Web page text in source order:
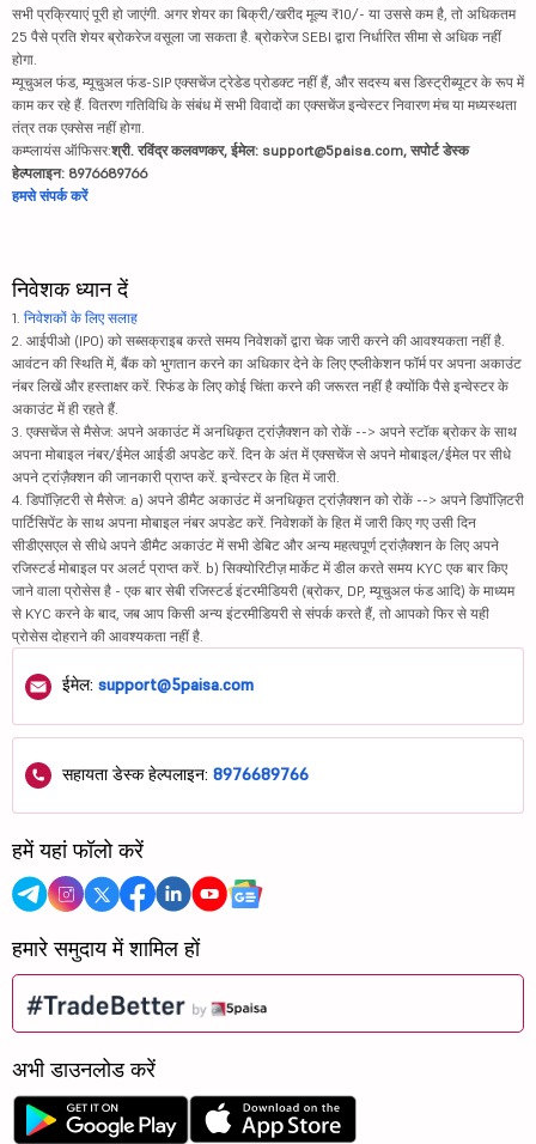
सभी प्रक्रियाएं पूरी हो जाएंगी. अगर शेयर का बिक्री/खरीद मूल्य ₹10/- या उससे कम है, तो अधिकतम
25 पैसे प्रति शेयर ब्रोकरेज वसूला जा सकता है. ब्रोकरेज SEBI द्वारा निर्धारित सीमा से अधिक नहीं
होगा.
म्यूचुअल फंड, म्यूचुअल फंड-SIP एक्सचेंज ट्रेडेड प्रोडक्ट नहीं हैं, और सदस्य बस डिस्ट्रीब्यूटर के रूप में
काम कर रहे हैं. वितरण गतिविधि के संबंध में सभी विवादों का एक्सचेंज इन्वेस्टर निवारण मंच या मध्यस्थता
तंत्र तक एक्सेस नहीं होगा.
कम्प्लायंस ऑफिसर:श्री. रविंद्र कलवणकर, ईमेल: support@5paisa.com, सपोर्ट डेस्क
हेल्पलाइन: 8976689766
हमसे संपर्क करें
निवेशक ध्यान दें
1. निवेशकों के लिए सलाह
2. आईपीओ (IPO) को सब्सक्राइब करते समय निवेशकों द्वारा चेक जारी करने की आवश्यकता नहीं है.
आवंटन की स्थिति में, बैंक को भुगतान करने का अधिकार देने के लिए एप्लीकेशन फॉर्म पर अपना अकाउंट
नंबर लिखें और हस्ताक्षर करें. रिफंड के लिए कोई चिंता करने की जरूरत नहीं है क्योंकि पैसे इन्वेस्टर के
अकाउंट में ही रहते हैं.
3. एक्सचेंज से मैसेज: अपने अकाउंट में अनधिकृत ट्रांज़ैक्शन को रोकें --> अपने स्टॉक ब्रोकर के साथ
अपना मोबाइल नंबर/ईमेल आईडी अपडेट करें. दिन के अंत में एक्सचेंज से अपने मोबाइल/ईमेल पर सीधे
अपने ट्रांज़ैक्शन की जानकारी प्राप्त करें. इन्वेस्टर के हित में जारी.
4. डिपॉज़िटरी से मैसेज: a) अपने डीमैट अकाउंट में अनधिकृत ट्रांज़ैक्शन को रोकें --> अपने डिपॉज़िटरी
पार्टिसिपेंट के साथ अपना मोबाइल नंबर अपडेट करें. निवेशकों के हित में जारी किए गए उसी दिन
सीडीएसएल से सीधे अपने डीमैट अकाउंट में सभी डेबिट और अन्य महत्वपूर्ण ट्रांज़ैक्शन के लिए अपने
रजिस्टर्ड मोबाइल पर अलर्ट प्राप्त करें. b) सिक्योरिटीज़ मार्केट में डील करते समय KYC एक बार किए
जाने वाला प्रोसेस है - एक बार सेबी रजिस्टर्ड इंटरमीडियरी (ब्रोकर, DP, म्यूचुअल फंड आदि) के माध्यम
से KYC करने के बाद, जब आप किसी अन्य इंटरमीडियरी से संपर्क करते हैं, तो आपको फिर से यही
प्रोसेस दोहराने की आवश्यकता नहीं है.
ईमेल: support@5paisa.com
सहायता डेस्क हेल्पलाइन: 8976689766
हमें यहां फॉलो करें
हमारे समुदाय में शामिल हों
अभी डाउनलोड करें